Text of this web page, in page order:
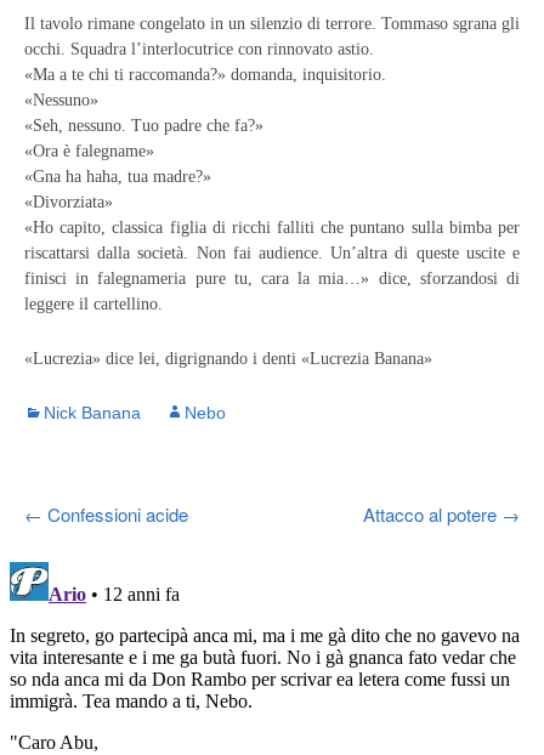
Il tavolo rimane congelato in un silenzio di terrore. Tommaso sgrana gli
occhi. Squadra l’interlocutrice con rinnovato astio.
«Ma a te chi ti raccomanda?» domanda, inquisitorio.
«Nessuno»
«Seh, nessuno. Tuo padre che fa?»
«Ora è falegname»
«Gna ha haha, tua madre?»
«Divorziata»
«Ho capito, classica figlia di ricchi falliti che puntano sulla bimba per
riscattarsi dalla società. Non fai audience. Un’altra di queste uscite e
finisci in falegnameria pure tu, cara la mia…» dice, sforzandosi di
leggere il cartellino.
«Lucrezia» dice lei, digrignando i denti «Lucrezia Banana»
Nick Banana Nebo
Post
navigation
← Confessioni acide Attacco al potere →